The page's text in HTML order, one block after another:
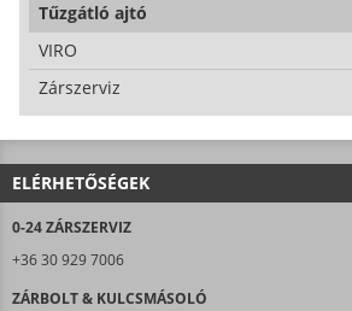
Tűzgátló ajtó
VIRO
Zárszerviz
ELÉRHETŐSÉGEK
0-24 ZÁRSZERVIZ
+36 30 929 7006
ZÁRBOLT & KULCSMÁSOLÓ